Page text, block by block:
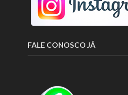
FALE CONOSCO JÁ